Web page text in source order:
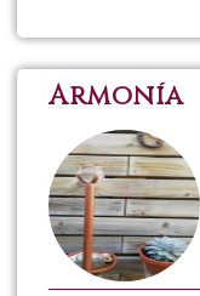
Armonía